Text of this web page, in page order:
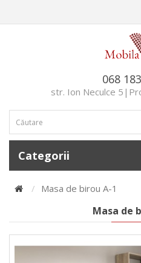
068
str. Ion Neculce
Categorii
Masa de birou A-1
Masa de